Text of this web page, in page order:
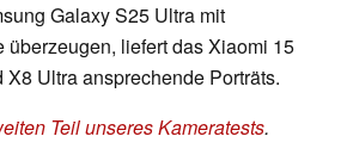
Galaxy S25 Ultra mit
überzeugen, liefert das Xiaomi 15
Ultra ansprechende Porträts.
Teil unseres Kameratests.